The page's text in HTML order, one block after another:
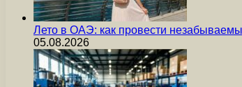
Лето в ОАЭ: как провести
05.08.2026